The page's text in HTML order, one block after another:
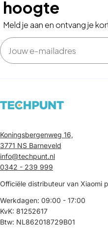
hoogte
Meld je aan en ontvang je
Email
Koningsbergenweg 16,
3771 NS Barneveld
info@techpunt.nl
0342 - 239 999
Officiële distributeur van Xiaomi
Werkdagen: 09:00 - 17:00
KvK: 81252617
Btw: NL862018729B01